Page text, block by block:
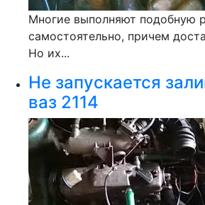
Многие выполняют подобную
самостоятельно, причем
Но их...
Не запускается
ваз 2114